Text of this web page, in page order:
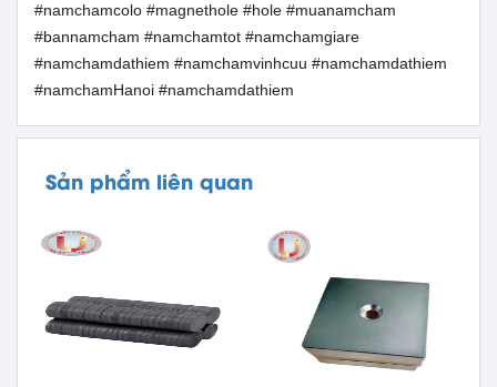
#namchamcolo #magnethole #hole #muanamcham
#bannamcham #namchamtot #namchamgiare
#namchamdathiem #namchamvinhcuu #namchamdathiem
#namchamHanoi #namchamdathiem
Sản phẩm liên quan